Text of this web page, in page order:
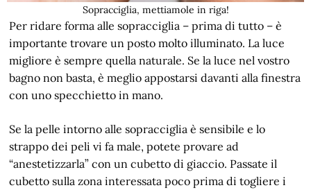
Sopracciglia, mettiamole in riga!
Per ridare forma alle sopracciglia – prima di tutto – è
importante trovare un posto molto illuminato. La luce
migliore è sempre quella naturale. Se la luce nel vostro
bagno non basta, è meglio appostarsi davanti alla finestra
con uno specchietto in mano.
Se la pelle intorno alle sopracciglia è sensibile e lo
strappo dei peli vi fa male, potete provare ad
“anestetizzarla” con un cubetto di giaccio. Passate il
cubetto sulla zona interessata poco prima di togliere i